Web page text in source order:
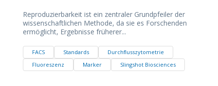
Reproduzierbarkeit ist ein zentraler Grundpfeiler der
wissenschaftlichen Methode, da sie es Forschenden
ermöglicht, Ergebnisse früherer...
FACS Standards
Durchflusszytometrie
Fluoreszenz
Marker Slingshot Biosciences